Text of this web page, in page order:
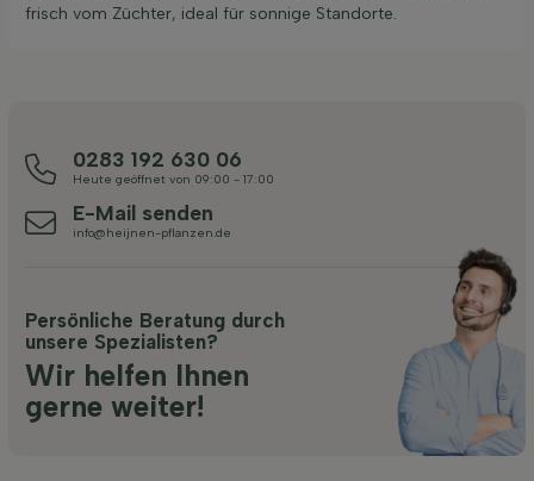
frisch vom Züchter, ideal für sonnige Standorte.
0283 192 630 06
Heute geöffnet von 09:00 - 17:00
E-Mail senden
info@heijnen-pflanzen.de
Persönliche Beratung durch
unsere Spezialisten?
Wir helfen Ihnen
gerne weiter!